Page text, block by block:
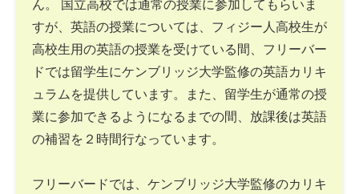
ん。 国立高校では通常の授業に参加してもらいま
すが、英語の授業については、フィジー人高校生が
高校生用の英語の授業を受けている間、フリーバー
ドでは留学生にケンブリッジ大学監修の英語カリキ
ュラムを提供しています。また、留学生が通常の授
業に参加できるようになるまでの間、放課後は英語
の補習を２時間行なっています。
フリーバードでは、ケンブリッジ大学監修のカリキ